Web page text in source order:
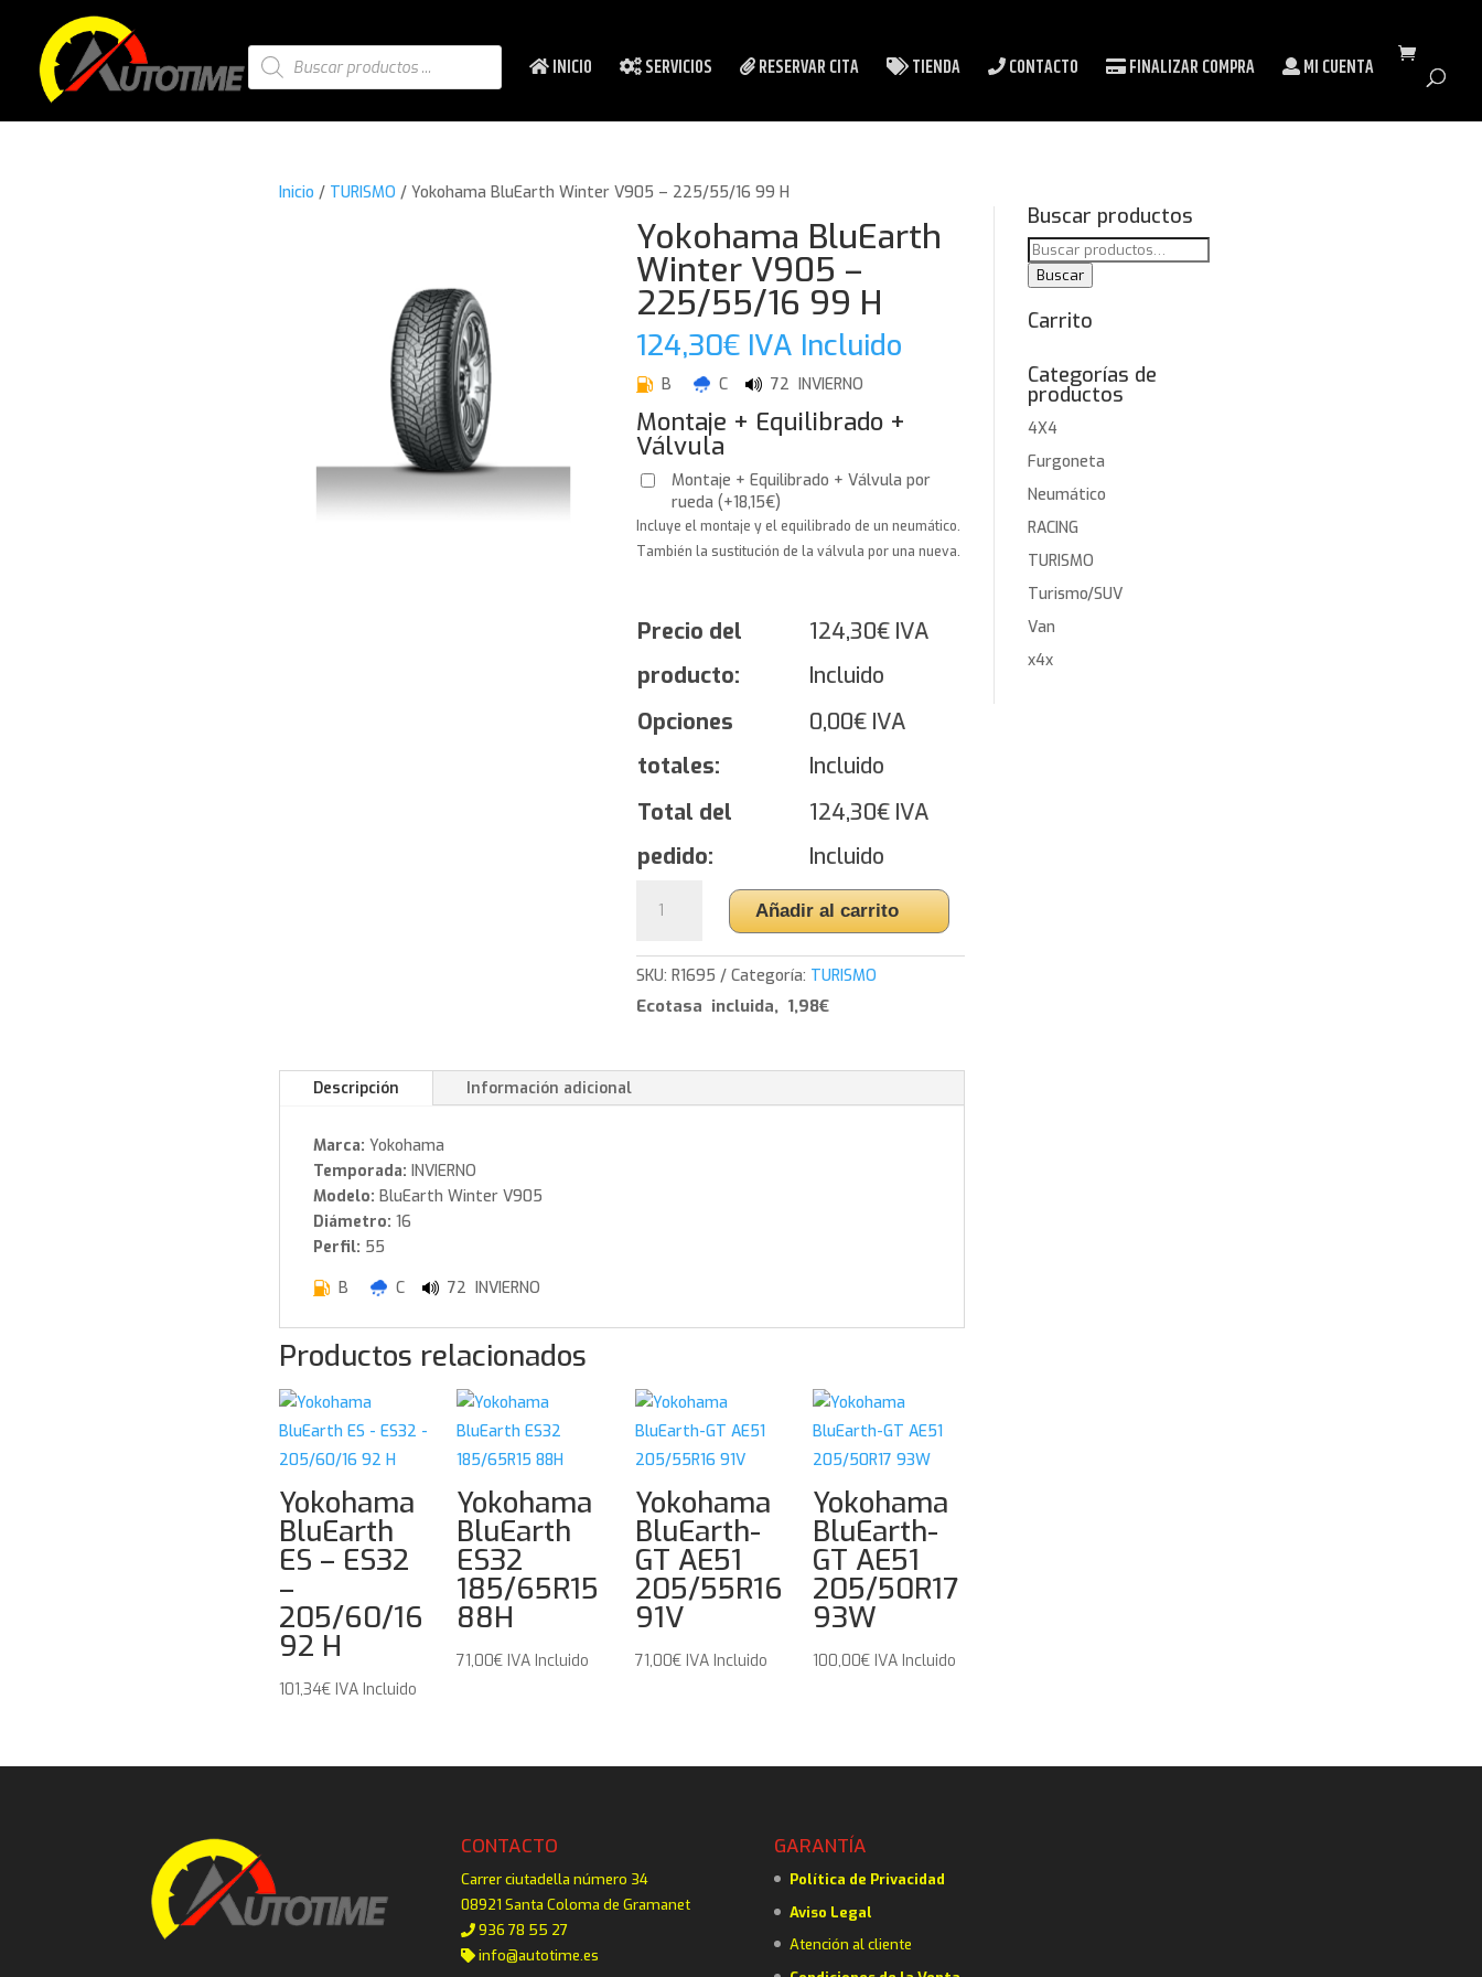
Búsqueda
de
productos
INICIO SERVICIOS RESERVAR CITA TIENDA CONTACTO FINALIZAR COMPRA MI CUENTA
Inicio / TURISMO / Yokohama BluEarth Winter V905 – 225/55/16 99 H
Yokohama BluEarth
Winter V905 –
225/55/16 99 H
124,30€ IVA Incluido
B C 72 INVIERNO
Montaje + Equilibrado +
Válvula
Montaje + Equilibrado + Válvula por
rueda (+18,15€)
Incluye el montaje y el equilibrado de un neumático.
También la sustitución de la válvula por una nueva.
Precio del
producto:
124,30€ IVA
Incluido
Opciones
totales:
0,00€IVA
Incluido
Total del
pedido:
124,30€IVA
Incluido
BluEarth
V905
H
Añadir al carrito
SKU: R1695 Categoría: TURISMO
Ecotasa incluida, 1,98€
Descripción Información adicional
Marca: Yokohama
Temporada: INVIERNO
Modelo: BluEarth Winter V905
Diámetro: 16
Perfil: 55
B
C 72 INVIERNO
Productos relacionados
Yokohama
BluEarth
ES – ES32
–
205/60/16
92 H
101,34€ IVA Incluido
Yokohama
BluEarth
ES32
185/65R15
88H
71,00€ IVA Incluido
Yokohama
BluEarth-
GT AE51
205/55R16
91V
71,00€ IVA Incluido
Yokohama
BluEarth-
GT AE51
205/50R17
93W
100,00€ IVA Incluido
Buscar productos
Buscar
por:
Buscar
Carrito
Categorías de
productos
4X4
Furgoneta
Neumático
RACING
TURISMO
Turismo/SUV
Van
x4x
CONTACTO
Carrer ciutadella número 34
08921 Santa Coloma de Gramanet
936 78 55 27
info@autotime.es
GARANTÍA
Política de Privacidad
Aviso Legal
Atención al cliente